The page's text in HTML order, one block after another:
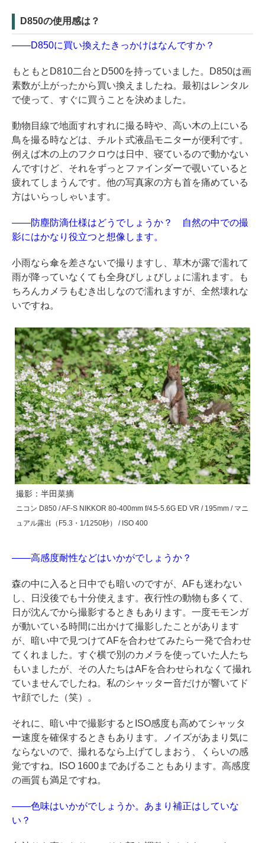
D850の使用感は？
――D850に買い換えたきっかけはなんですか？
もともとD810二台とD500を持っていました。D850は画
素数が上がったから買い換えましたね。最初はレンタル
で使って、すぐに買うことを決めました。
動物目線で地面すれすれに撮る時や、高い木の上にいる
鳥を撮る時などは、チルト式液晶モニターが便利です。
例えば木の上のフクロウは日中、寝ているので動かない
んですけど、それをずっとファインダーで覗いていると
疲れてしまうんです。他の写真家の方も首を痛めている
方はいらっしゃいます。
――防塵防滴仕様はどうでしょうか？ 自然の中での撮
影にはかなり役立つと想像します。
小雨なら傘を差さないで撮りますし、草木が露で濡れて
雨が降っていなくても全身びしょびしょに濡れます。も
ちろんカメラもむき出しなので濡れますが、全然壊れな
いですね。
撮影：半田菜摘
ニコン D850 / AF-S NIKKOR 80-400mm f/4.5-5.6G ED VR / 195mm / マニ
ュアル露出（F5.3・1/1250秒） / ISO 400
――高感度耐性などはいかがでしょうか？
森の中に入ると日中でも暗いのですが、AFも迷わない
し、日没後でも十分使えます。夜行性の動物も多くて、
日が沈んでから撮影するときもあります。一度モモンガ
が動いている時間に出かけて撮影したことがあります
が、暗い中で見つけてAFを合わせてみたら一発で合わせ
てくれました。すぐ横で別のカメラを使っていた人たち
もいましたが、その人たちはAFを合わせられなくて撮れ
ていませんでしたね。私のシャッター音だけが響いてド
ヤ顔でした（笑）。
それに、暗い中で撮影するとISO感度も高めてシャッタ
ー速度を確保するときもあります。ノイズがあまり気に
ならないので、撮れるなら上げてしまおう、くらいの感
覚ですね。ISO 1600まであげることもあります。高感度
の画質も満足ですね。
――色味はいかがでしょうか。あまり補正はしていな
い？